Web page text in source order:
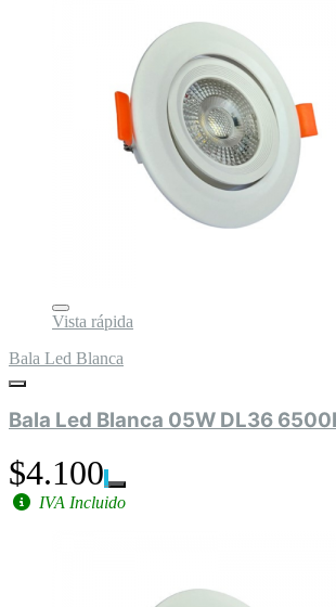
Vista rápida
Bala Led Blanca
Bala Led Blanca 05W DL36
$4.100
IVA Incluido